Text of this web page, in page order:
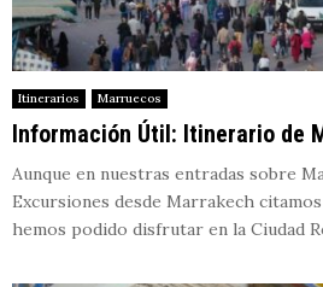
Itinerarios Marruecos
Información Útil: Itinerario de
Aunque en nuestras entradas sobre
Excursiones desde Marrakech
hemos podido disfrutar en la Ciudad